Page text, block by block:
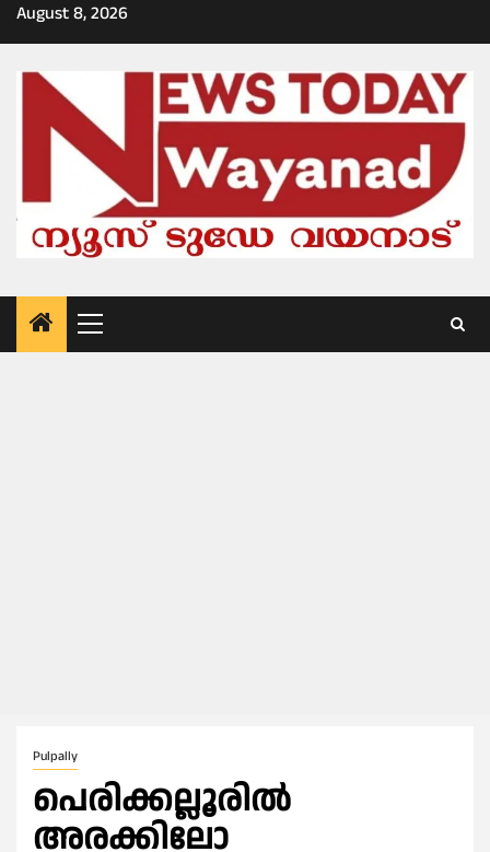
Skip
to
August 8, 2026
Primary
Menu
Pulpally
പെരിക്കല്ലൂരിൽ
അരക്കിലോ